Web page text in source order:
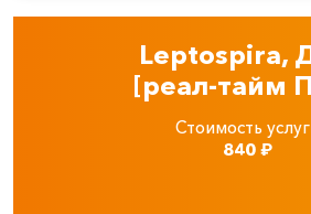
Leptospira,
[реал‑тайм
Стоимость
840₽